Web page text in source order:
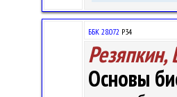
ББК 28.072 Р34
Резяпкин,
Основы